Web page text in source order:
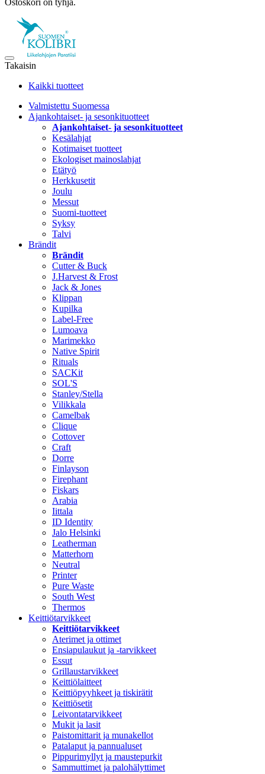
Ostoskori on tyhjä.
Takaisin
Kaikki tuotteet
Valmistettu Suomessa
Ajankohtaiset- ja sesonkituotteet
Ajankohtaiset- ja sesonkituotteet
Kesälahjat
Kotimaiset tuotteet
Ekologiset mainoslahjat
Etätyö
Herkkusetit
Joulu
Messut
Suomi-tuotteet
Syksy
Talvi
Brändit
Brändit
Cutter & Buck
J.Harvest & Frost
Jack & Jones
Klippan
Kupilka
Label-Free
Lumoava
Marimekko
Native Spirit
Rituals
SACKit
SOL'S
Stanley/Stella
Vilikkala
Camelbak
Clique
Cottover
Craft
Dorre
Finlayson
Firephant
Fiskars
Arabia
Iittala
ID Identity
Jalo Helsinki
Leatherman
Matterhorn
Neutral
Printer
Pure Waste
South West
Thermos
Keittiötarvikkeet
Keittiötarvikkeet
Aterimet ja ottimet
Ensiapulaukut ja -tarvikkeet
Essut
Grillaustarvikkeet
Keittiölaitteet
Keittiöpyyhkeet ja tiskirätit
Keittiösetit
Leivontatarvikkeet
Mukit ja lasit
Paistomittarit ja munakellot
Patalaput ja pannualuset
Pippurimyllyt ja maustepurkit
Sammuttimet ja palohälyttimet